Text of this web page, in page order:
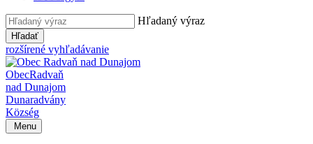
Hľadaný výraz
Hľadať
rozšírené vyhľadávanie
ObecRadvaň
nad Dunajom
Dunaradvány
Község
Menu